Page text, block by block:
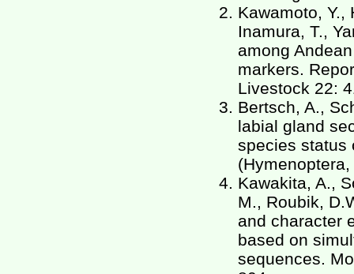
Kawamoto, Y.,
Inamura, T.,
among
markers.
Livestock 22:
Bertsch, A.,
labial gland
species status
Kawakita, A.,
M., Roubik,
and character
based on
sequences.